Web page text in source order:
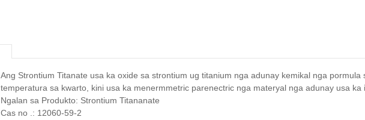
Ang Strontium Titanate usa ka oxide sa strontium ug titanium nga adunay kemikal nga pormula
temperatura sa kwarto, kini usa ka menermmetric parenectric nga materyal nga adunay usa ka
Ngalan sa Produkto: Strontium Titananate
Cas no .: 12060-59-2